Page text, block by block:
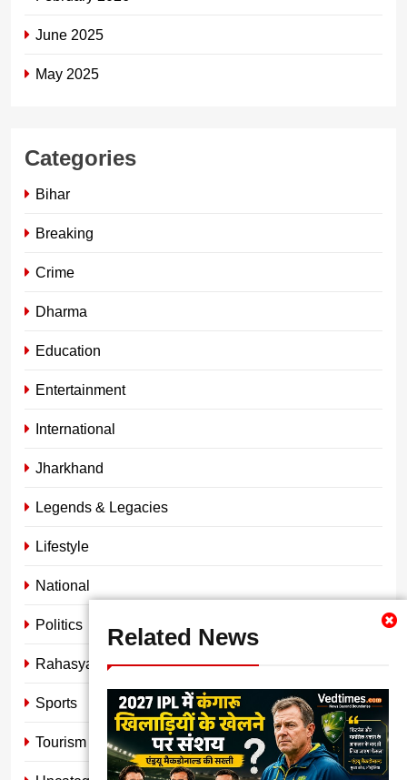
Related News
June 2025
May 2025
Categories
Bihar
Breaking
Crime
Dharma
Education
Entertainment
International
Jharkhand
Legends & Legacies
Lifestyle
National
Politics
Rahasya
Sports
Tourism